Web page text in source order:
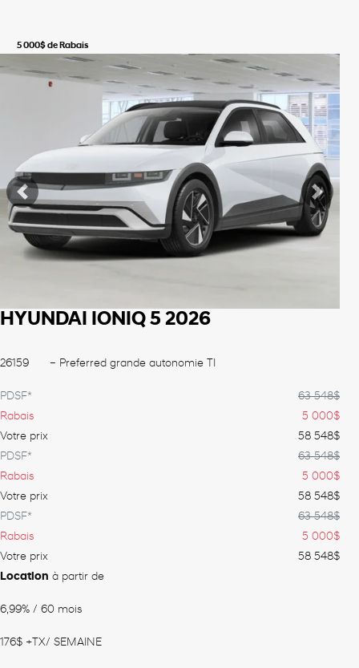
5 000$de Rabais
Voir plus de photos
Précédent
HYUNDAI IONIQ 5 2026
26159 – Preferred grande autonomie TI
PDSF* 63 548$
Rabais
5 000$
Votre prix
58 548$
PDSF*
63 548$
Rabais
5 000$
Votre prix
58 548$
PDSF*
63 548$
Rabais
5 000$
Votre prix
58 548$
Location à partir de
6,99% / 60 mois
176$ +TX/ SEMAINE